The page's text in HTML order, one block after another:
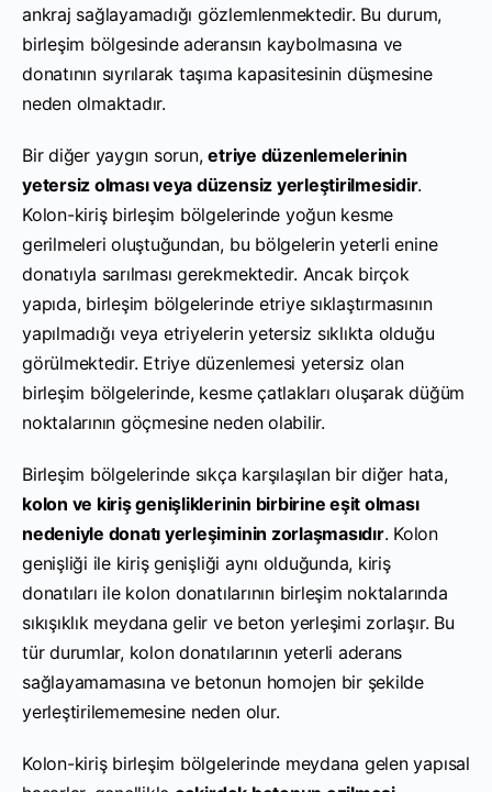
ankraj sağlayamadığı gözlemlenmektedir. Bu durum,
birleşim bölgesinde aderansın kaybolmasına ve
donatının sıyrılarak taşıma kapasitesinin düşmesine
neden olmaktadır.
Bir diğer yaygın sorun,etriye düzenlemelerinin
yetersiz olması veya düzensiz yerleştirilmesidir.
Kolon-kiriş birleşim bölgelerinde yoğun kesme
gerilmeleri oluştuğundan, bu bölgelerin yeterli enine
donatıyla sarılması gerekmektedir. Ancak birçok
yapıda, birleşim bölgelerinde etriye sıklaştırmasının
yapılmadığı veya etriyelerin yetersiz sıklıkta olduğu
görülmektedir. Etriye düzenlemesi yetersiz olan
birleşim bölgelerinde, kesme çatlakları oluşarak düğüm
noktalarının göçmesine neden olabilir.
Birleşim bölgelerinde sıkça karşılaşılan bir diğer hata,
kolon ve kiriş genişliklerinin birbirine eşit olması
nedeniyle donatı yerleşiminin zorlaşmasıdır. Kolon
genişliği ile kiriş genişliği aynı olduğunda, kiriş
donatıları ile kolon donatılarının birleşim noktalarında
sıkışıklık meydana gelir ve beton yerleşimi zorlaşır. Bu
tür durumlar, kolon donatılarının yeterli aderans
sağlayamamasına ve betonun homojen bir şekilde
yerleştirilememesine neden olur.
Kolon-kiriş birleşim bölgelerinde meydana gelen yapısal